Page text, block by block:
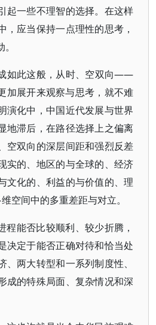
起一些不理智的选择。在这样
，应当保持一点理性的思考，
如此这般，从时、空双向——
展开来观察与思考，就不难
演化中，中国近代发展与世界
地滞后，在路径选择上之偏离
空双向的深层间距和强烈反差
实的、地区的与全球的、经济
文化的、利益的与价值的、理
空间中的多重差距与对立。
程能否比较顺利、较少折腾，
决定于能否正确对待和恰当处
两大转型和一系列制度性、
成的特殊局面、复杂情况和深